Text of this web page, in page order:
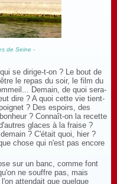
de Seine -
se dirige-t-on ? Le bout de
le repas du soir, le film du
Demain, de quoi sera-
dire ? A quoi cette vie tient-
? Des espoirs, des
? Connaît-on la recette
glaces à la fraise ?
? C'était quoi, hier ?
chose qui n'est pas encore
sur un banc, comme font
ne souffre pas, mais
attendait que quelque